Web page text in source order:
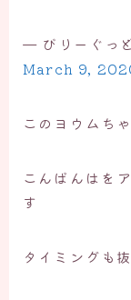
— びりーぐっ
March 9,
このヨウムち
こんばんはを
す
タイミングも